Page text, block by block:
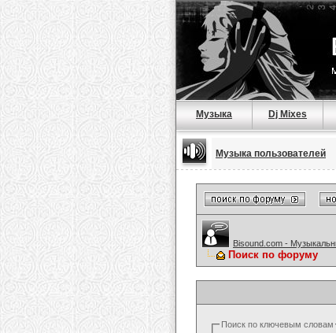
Музыка Dj Mixes
Музыка пользователей
Bisound.com -
Поиск по форуму
Поиск по ключевым словам